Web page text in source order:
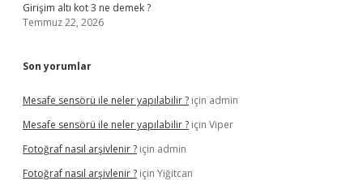
Girişim altı kot 3 ne demek ?
Temmuz 22, 2026
Son yorumlar
Mesafe sensörü ile neler yapılabilir ? için admin
Mesafe sensörü ile neler yapılabilir ? için Viper
Fotoğraf nasıl arşivlenir ? için admin
Fotoğraf nasıl arşivlenir ? için Yiğitcan